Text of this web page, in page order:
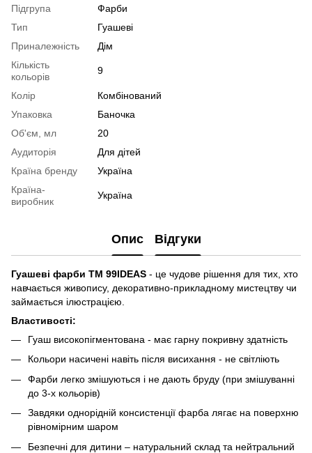
Підгрупа
Фарби
Тип
Гуашеві
Приналежність
Дім
Кількість
кольорів
9
Колір
Комбінований
Упаковка
Баночка
Об'єм, мл
20
Аудиторія
Для дітей
Країна бренду
Україна
Країна-
виробник
Україна
Опис Відгуки
Гуашеві фарби ТМ 99IDEAS - це чудове рішення для тих, хто
навчається живопису, декоративно-прикладному мистецтву чи
займається ілюстрацією.
Властивості:
Гуаш високопігментована - має гарну покривну здатність
Кольори насичені навіть після висихання - не світліють
Фарби легко змішуються і не дають бруду (при змішуванні
до 3-х кольорів)
Завдяки однорідній консистенції фарба лягає на поверхню
рівномірним шаром
Безпечні для дитини – натуральний склад та нейтральний